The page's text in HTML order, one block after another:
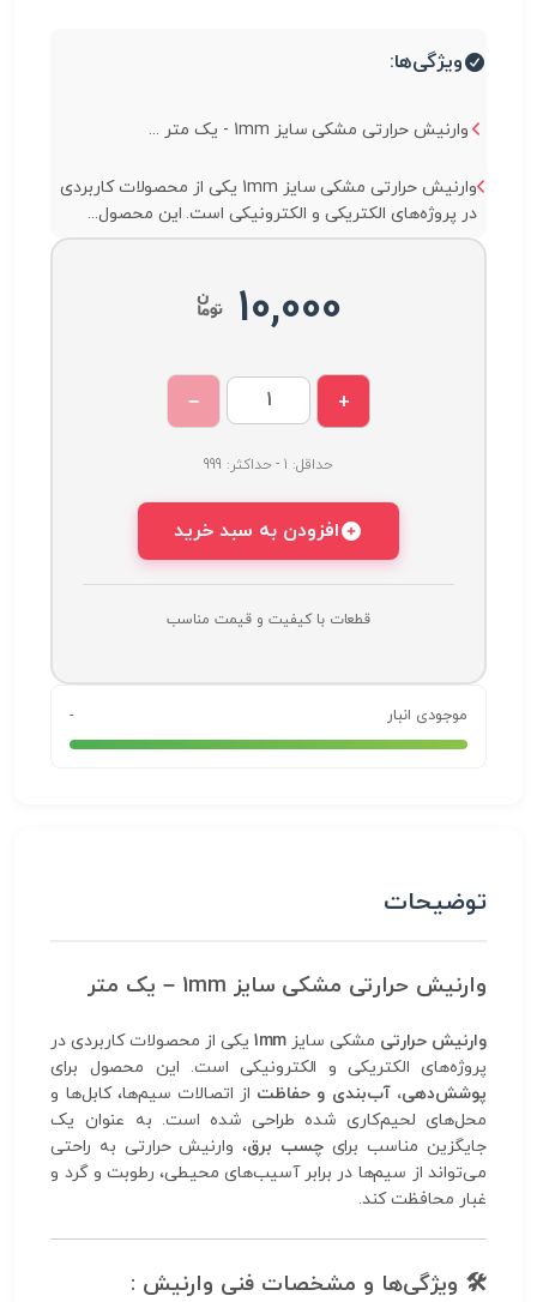
ویژگی‌ها:
وارنیش حرارتی مشکی سایز 1mm - یک متر ...
وارنیش حرارتی مشکی سایز 1mm یکی از محصولات کاربردی
در پروژه‌های الکتریکی و الکترونیکی است. این محصول...
10,000
+
−
حداقل: 1 - حداکثر: 999
افزودن به سبد خرید
قطعات با کیفیت و قیمت مناسب
موجودی انبار -
توضیحات
وارنیش حرارتی مشکی سایز 1mm – یک متر
وارنیش حرارتی مشکی سایز 1mm یکی از محصولات کاربردی در
پروژه‌های الکتریکی و الکترونیکی است. این محصول برای
پوشش‌دهی، آب‌بندی و حفاظت از اتصالات سیم‌ها، کابل‌ها و
محل‌های لحیم‌کاری شده طراحی شده است. به عنوان یک
جایگزین مناسب برایچسب برق، وارنیش حرارتی به راحتی
می‌تواند از سیم‌ها در برابر آسیب‌های محیطی، رطوبت و گرد و
غبار محافظت کند.
🛠️ ویژگی‌ها و مشخصات فنی وارنیش :